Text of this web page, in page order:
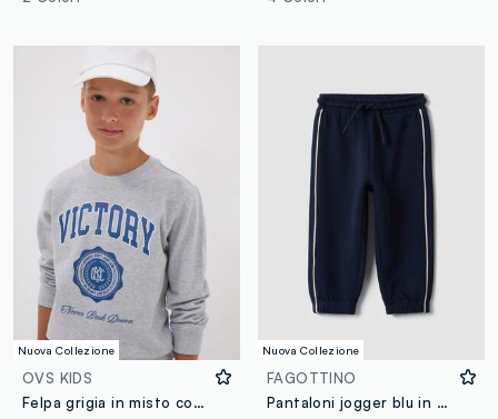
Nuova Collezione
OVS KIDS
Felpa grigia in misto cotone e viscosa con scritta "Victory" per ragazzo
Nuova Collezione
FAGOTTINO
Pantaloni jogger blu in puro cotone organico con coulisse per bimbo